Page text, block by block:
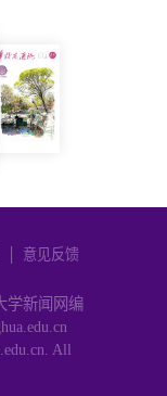
意见反馈
学新闻网编
All